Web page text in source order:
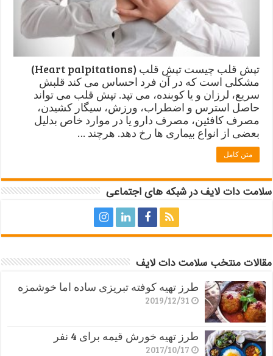
تپش قلب چیست تپش قلب (Heart palpitations)
مشکلی است که در آن فرد احساس می کند قلبش
سریع، لرزان و یا کوبنده، می تپد. تپش قلب می تواند
حاصل استرس و اضطراب، ورزش، سیگار کشیدن،
مصرف کافئین، مصرف دارو یا در موارد خاص بدلیل
بعضی از انواع بیماری ها رخ دهد. هرچند …
متن کامل
سلامت دات لایف در شبکه های اجتماعی
مقالات منتخب سلامت دات لایف
طرز تهیه کوفته تبریزی ساده اما خوشمزه
2019/12/31
طرز تهیه خورش قیمه برای 4 نفر
2017/10/17